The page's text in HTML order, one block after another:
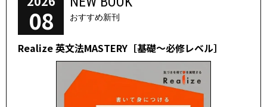
08 おすすめ新刊
Realize 英文法MASTERY［基礎～必修レベル］